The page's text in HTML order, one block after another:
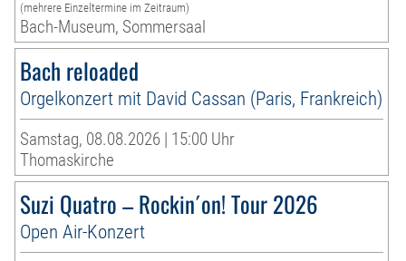
(mehrere Einzeltermine im Zeitraum)
Bach-Museum, Sommersaal
Bach reloaded
Orgelkonzert mit David Cassan (Paris, Frankreich)
Samstag, 08.08.2026 | 15:00 Uhr
Thomaskirche
Suzi Quatro – Rockin´on! Tour 2026
Open Air-Konzert